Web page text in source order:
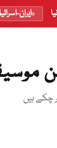
ایران-
چکے ہیں